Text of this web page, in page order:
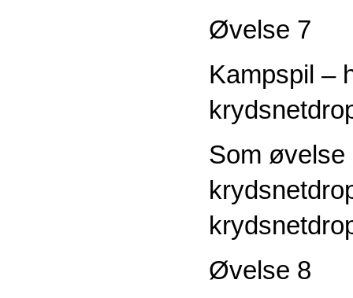
Øvelse 7
Kampspil –
Som øvelse
Øvelse 8